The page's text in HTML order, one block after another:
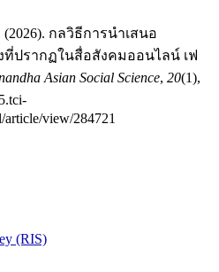
กลวิธีการนำเสนอ
ปรากฏในสื่อสังคมออนไลน์ เฟ
Asian Social Science, 20(1),
article/view/284721
(RIS)